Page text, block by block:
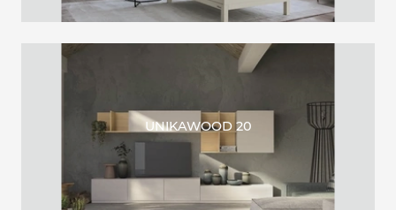
UNIKAWOOD 20